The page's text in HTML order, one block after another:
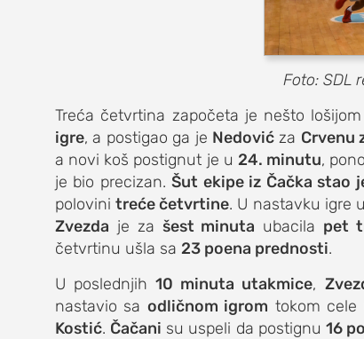
o nama
kontakt
Foto: SDL
Treća četvrtina započeta je nešto
igre, a postigao ga je Nedovićza Crvenu
a novi koš postignut je u 24. minutu,
je bio precizan.Šut ekipe iz Čačka stao
polovinitreće četvrtine. U nastavku igre
Zvezda je za šest minuta ubacila pet
četvrtinu ušla sa 23 poena prednosti.
U poslednjih10 minuta utakmice,
nastavio sa odličnom igrom tokom
Kostić. Čačani su uspeli da postignu 16